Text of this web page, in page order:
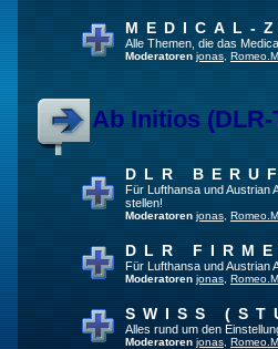
MEDICAL-
Alle Themen, die das
Moderatoren jonas
Ab Initios
DLR
Für Lufthansa und Austrian
stellen!
Moderatoren jonas
DLR
Für Lufthansa und Austrian
Moderatoren jonas
SWISS
Alles rund um den
Moderatoren jonas